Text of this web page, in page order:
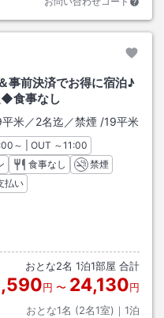
事前決済でお得に宿泊♪
◆食事なし
米／2名迄／禁煙 /19平米
ックイン
～ | OUT チェックアウト
～11:00
食事なし
禁煙
払い
おとな2名 1泊1部屋 合計
円 〜 24,130円
おとな1名 (2名1室)｜ 1泊